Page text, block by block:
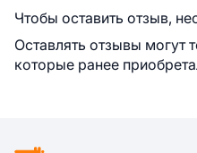
Чтобы оставить отзыв,
Оставлять отзывы могут
которые ранее